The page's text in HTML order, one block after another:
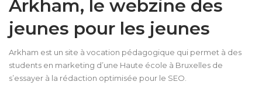
Arkham, le webzine des
jeunes pour les jeunes
Arkham est un site à vocation pédagogique qui permet à des
students en marketing d’une Haute école à Bruxelles de
s’essayer à la rédaction optimisée pour le SEO.